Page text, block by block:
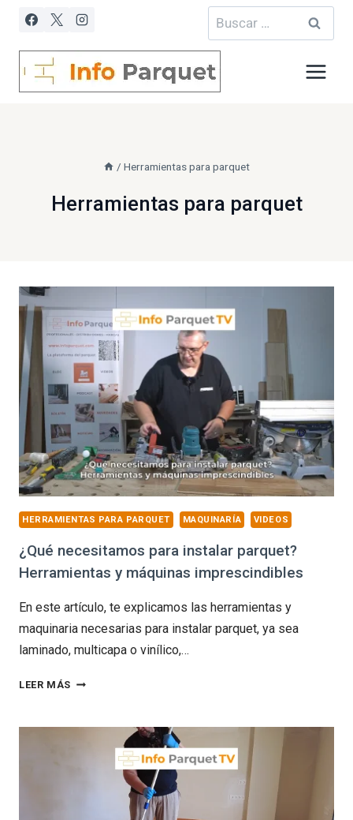
Saltar
contenido
Buscar:
/ Herramientas para parquet
Herramientas para parquet
HERRAMIENTAS PARA PARQUET MAQUINARÍA VIDEOS
¿Qué necesitamos para instalar parquet?
Herramientas y máquinas imprescindibles
En este artículo, te explicamos las herramientas y
maquinaria necesarias para instalar parquet, ya sea
laminado, multicapa o vinílico,…
LEER MÁS ¿QUÉ
PARA
INSTALAR
PARQUET?
HERRAMIENTAS